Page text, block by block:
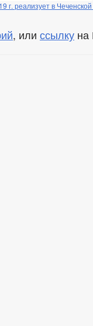
г. реализует в
, или ссылку на